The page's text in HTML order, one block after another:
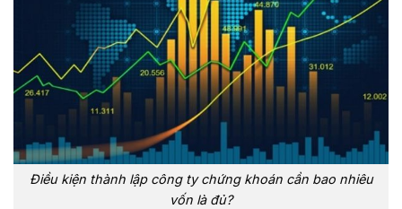
Điều kiện thành lập công ty chứng khoán cần bao nhiêu
vốn là đủ?